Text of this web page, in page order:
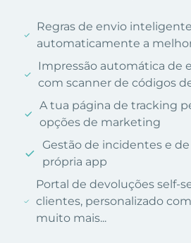
Regras de envio
automaticamente a
Impressão automática de
com scanner de códigos
A tua página de tracking
opções de marketing
Gestão de incidentes e
própria app
Portal de devoluções self-
clientes, personalizado
muito mais...